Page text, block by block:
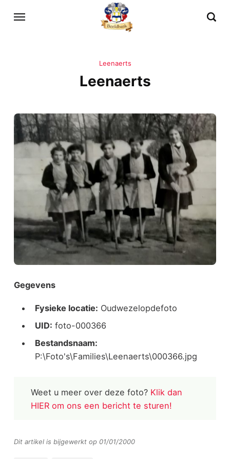
Leenaerts
Leenaerts
Gegevens
Fysieke locatie: Oudwezelopdefoto
UID: foto-000366
Bestandsnaam:
P:\Foto's\Families\Leenaerts\000366.jpg
Weet u meer over deze foto? Klik dan
HIER om ons een bericht te sturen!
Dit artikel is bijgewerkt op 01/01/2000